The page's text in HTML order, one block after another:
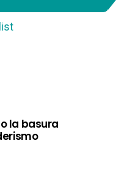
la basura